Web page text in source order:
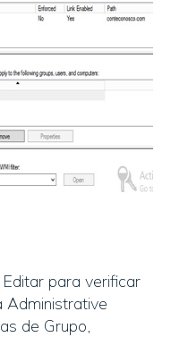
para verificar
Administrative
de Grupo,